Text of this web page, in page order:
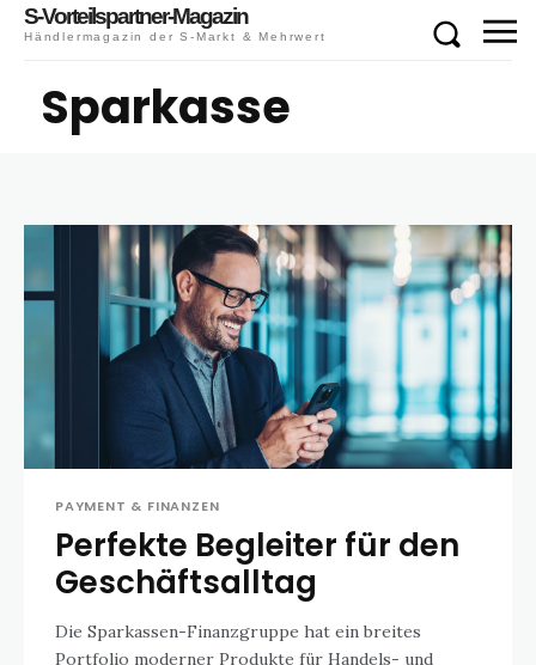
S-Vorteilspartner-Magazin
Händlermagazin der S-Markt & Mehrwert
Sparkasse
PAYMENT & FINANZEN
Perfekte Begleiter für den
Geschäftsalltag
Die Sparkassen-Finanzgruppe hat ein breites
Portfolio moderner Produkte für Handels- und